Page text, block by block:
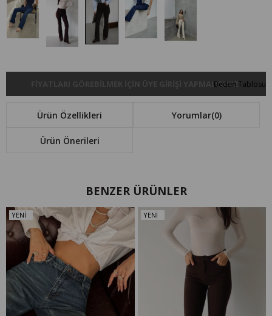
Beden Tablosu
FIYATLARI GÖREBILMEK IÇIN ÜYE GIRIŞI YAPMALISINIZ.
Ürün Özellikleri Yorumlar(0)
Ürün Önerileri
BENZER ÜRÜNLER
YENI
ÜRÜN
YENI